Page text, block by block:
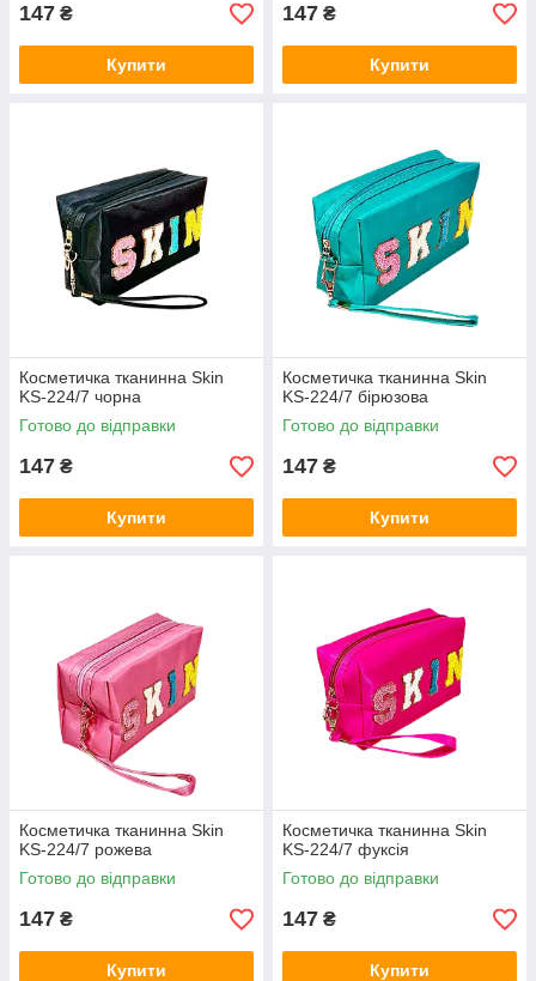
147 ₴
Купити
147 ₴
Купити
Косметичка тканинна Skin
KS-224/7 чорна
Готово до відправки
147 ₴
Купити
Косметичка тканинна Skin
KS-224/7 бірюзова
Готово до відправки
147 ₴
Купити
Косметичка тканинна Skin
KS-224/7 рожева
Готово до відправки
147 ₴
Купити
Косметичка тканинна Skin
KS-224/7 фуксія
Готово до відправки
147 ₴
Купити